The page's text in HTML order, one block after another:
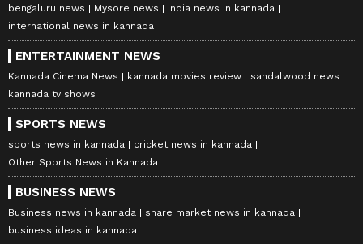
bengaluru news
Mysore news
india news in kannada
international news in kannada
ENTERTAINMENT NEWS
Kannada Cinema News kannada movies review
sandalwood news
kannada tv shows
SPORTS NEWS
sports news in kannada
cricket news in kannada
Other Sports News in Kannada
BUSINESS NEWS
Business news in kannada
share market news in kannada
business ideas in kannada